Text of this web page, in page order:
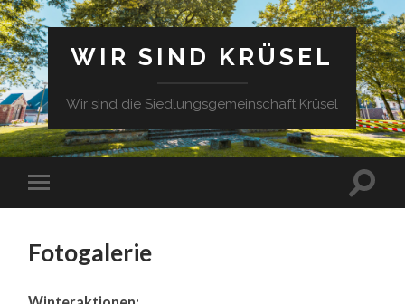
WIR SIND KRÜSEL
Wir sind die Siedlungsgemeinschaft Krüsel
Fotogalerie